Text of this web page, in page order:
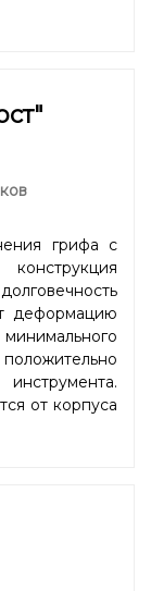
грифа с
деформацию
от корпуса